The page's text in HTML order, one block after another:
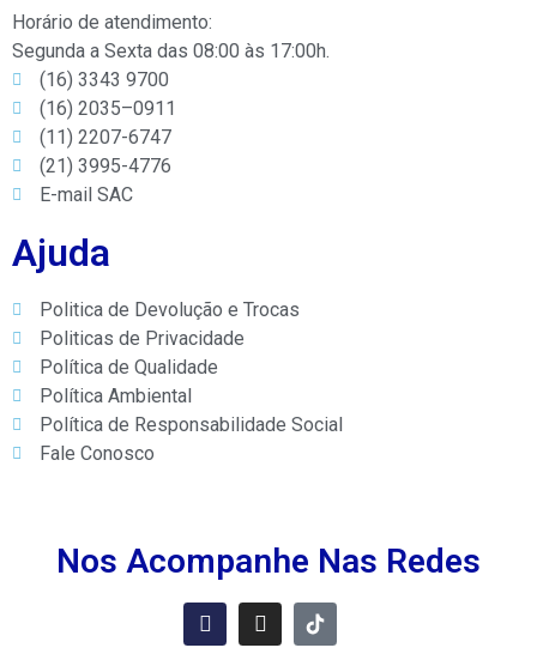
Horário de atendimento:
Segunda a Sexta das 08:00 às 17:00h.
(16) 3343 9700
(16) 2035–0911
(11) 2207-6747
(21) 3995-4776
E-mail SAC
Ajuda
Politica de Devolução e Trocas
Politicas de Privacidade
Política de Qualidade
Política Ambiental
Política de Responsabilidade Social
Fale Conosco
Nos Acompanhe Nas Redes